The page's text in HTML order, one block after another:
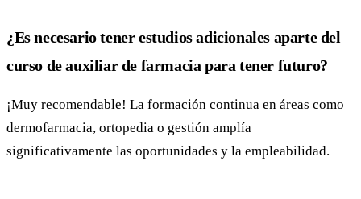
¿Es necesario tener estudios adicionales aparte del
curso de auxiliar de farmacia para tener futuro?
¡Muy recomendable! La formación continua en áreas como
dermofarmacia, ortopedia o gestión amplía
significativamente las oportunidades y la empleabilidad.